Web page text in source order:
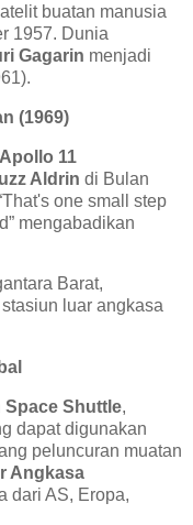
buatan manusia
1957. Dunia
Gagarin menjadi
(1969)
Apollo 11
Aldrin di Bulan
one small step
mengabadikan
Barat,
luar angkasa
Space Shuttle,
dapat digunakan
peluncuran muatan
Angkasa
dari AS, Eropa,